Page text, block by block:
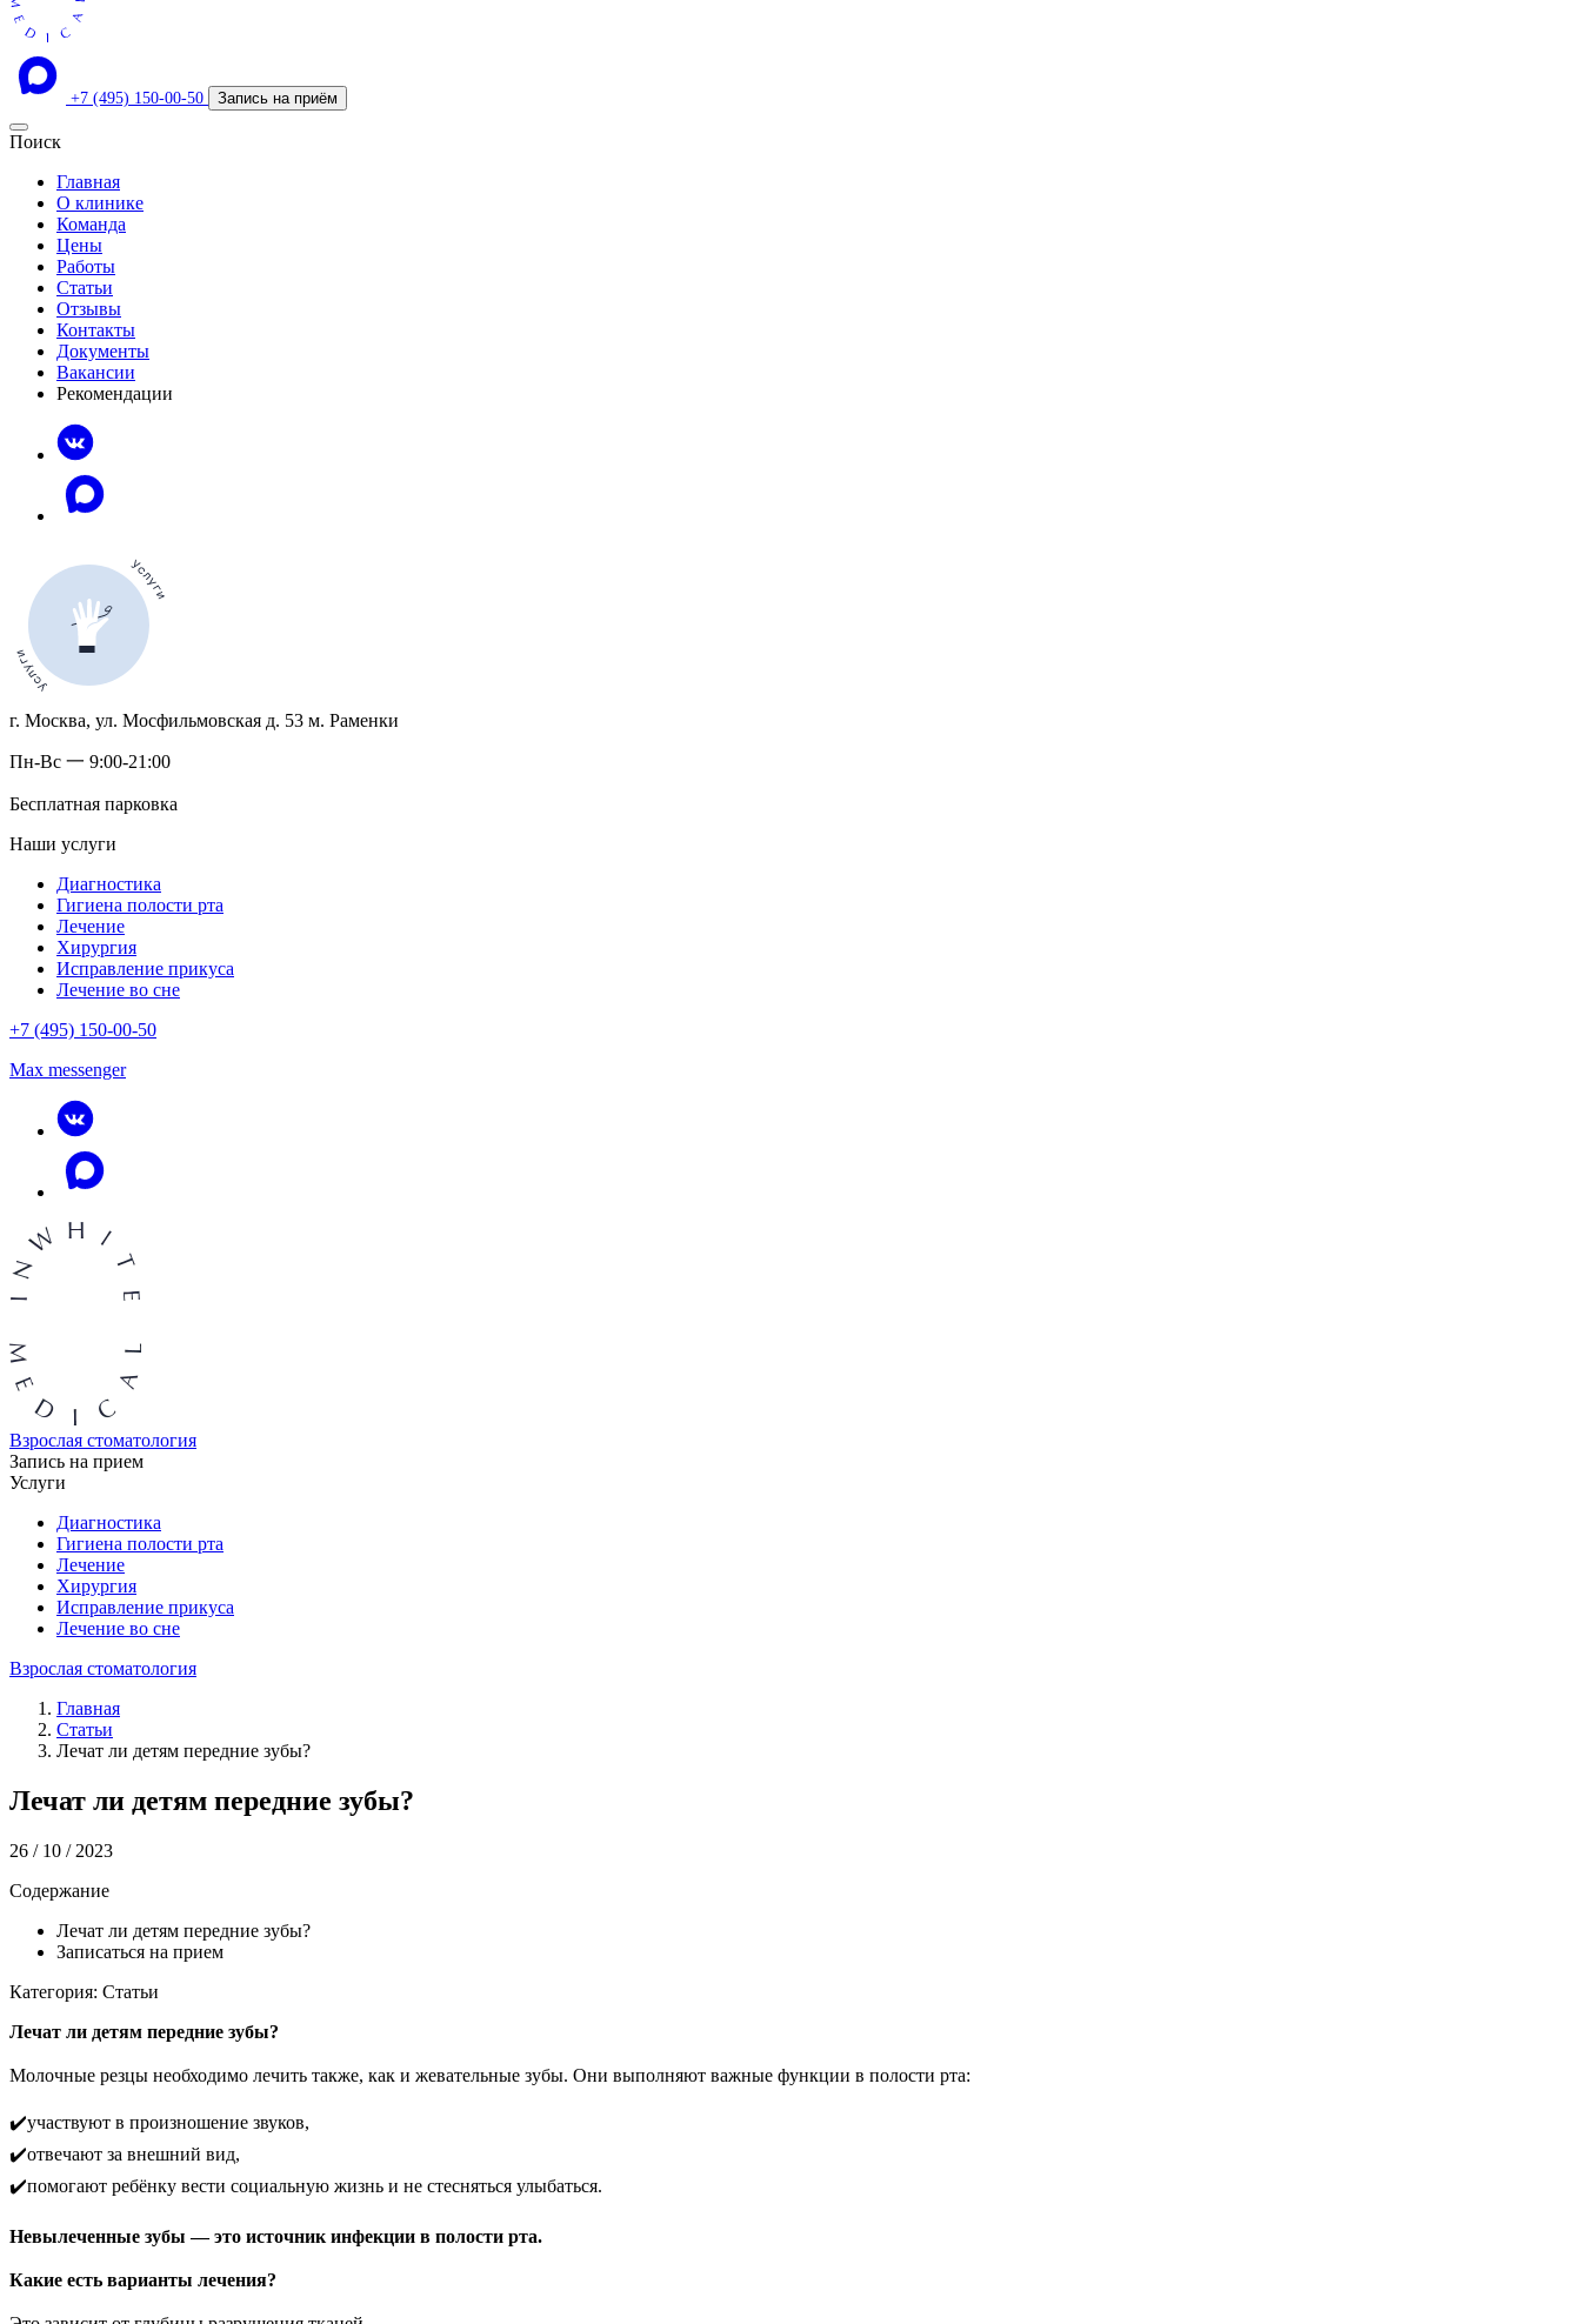
+7 (495) 150-00-50 Запись на приём
Поиск
Главная
О клинике
Команда
Цены
Работы
Статьи
Отзывы
Контакты
Документы
Вакансии
Рекомендации
г. Москва, ул. Мосфильмовская д. 53 м. Раменки
Пн-Вс 一 9:00-21:00
Бесплатная парковка
Наши услуги
Диагностика
Гигиена полости рта
Лечение
Хирургия
Исправление прикуса
Лечение во сне
+7 (495) 150-00-50
Max messenger
Взрослая стоматология
Запись на прием
Услуги
Диагностика
Гигиена полости рта
Лечение
Хирургия
Исправление прикуса
Лечение во сне
Взрослая стоматология
Главная
Статьи
Лечат ли детям передние зубы?
Лечат ли детям передние зубы?
26 / 10 / 2023
Содержание
Лечат ли детям передние зубы?
Записаться на прием
Категория: Статьи
Лечат ли детям передние зубы?
Молочные резцы необходимо лечить также, как и жевательные зубы. Они выполняют важные функции в полости рта:
✔️участвуют в произношение звуков,
✔️отвечают за внешний вид,
✔️помогают ребёнку вести социальную жизнь и не стесняться улыбаться.
Невылеченные зубы — это источник инфекции в полости рта.
Какие есть варианты лечения?